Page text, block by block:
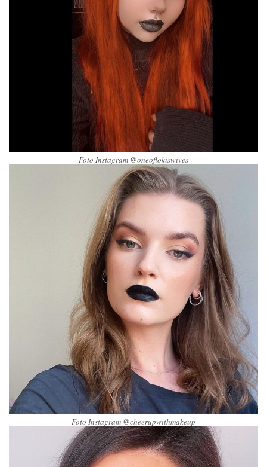
Foto Instagram @oneoflokiswives
Foto Instagram @cheerupwithmakeup